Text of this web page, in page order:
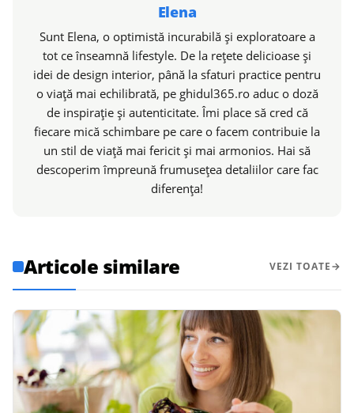
Elena
Sunt Elena, o optimistă incurabilă și exploratoare a
tot ce înseamnă lifestyle. De la rețete delicioase și
idei de design interior, până la sfaturi practice pentru
o viață mai echilibrată, pe ghidul365.ro aduc o doză
de inspirație și autenticitate. Îmi place să cred că
fiecare mică schimbare pe care o facem contribuie la
un stil de viață mai fericit și mai armonios. Hai să
descoperim împreună frumusețea detaliilor care fac
diferența!
Articole similare VEZI TOATE